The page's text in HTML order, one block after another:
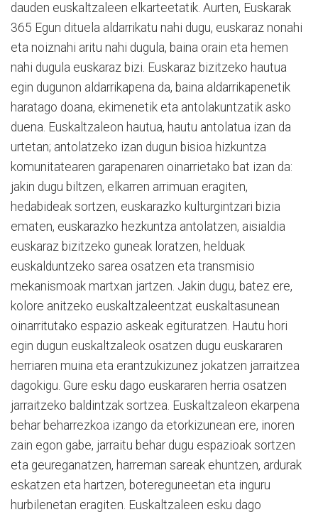
dauden euskaltzaleen elkarteetatik. Aurten, Euskarak
365 Egun dituela aldarrikatu nahi dugu, euskaraz nonahi
eta noiznahi aritu nahi dugula, baina orain eta hemen
nahi dugula euskaraz bizi. Euskaraz bizitzeko hautua
egin dugunon aldarrikapena da, baina aldarrikapenetik
haratago doana, ekimenetik eta antolakuntzatik asko
duena. Euskaltzaleon hautua, hautu antolatua izan da
urtetan; antolatzeko izan dugun bisioa hizkuntza
komunitatearen garapenaren oinarrietako bat izan da:
jakin dugu biltzen, elkarren arrimuan eragiten,
hedabideak sortzen, euskarazko kulturgintzari bizia
ematen, euskarazko hezkuntza antolatzen, aisialdia
euskaraz bizitzeko guneak loratzen, helduak
euskalduntzeko sarea osatzen eta transmisio
mekanismoak martxan jartzen. Jakin dugu, batez ere,
kolore anitzeko euskaltzaleentzat euskaltasunean
oinarritutako espazio askeak egituratzen. Hautu hori
egin dugun euskaltzaleok osatzen dugu euskararen
herriaren muina eta erantzukizunez jokatzen jarraitzea
dagokigu. Gure esku dago euskararen herria osatzen
jarraitzeko baldintzak sortzea. Euskaltzaleon ekarpena
behar beharrezkoa izango da etorkizunean ere, inoren
zain egon gabe, jarraitu behar dugu espazioak sortzen
eta geureganatzen, harreman sareak ehuntzen, ardurak
eskatzen eta hartzen, botereguneetan eta inguru
hurbilenetan eragiten. Euskaltzaleen esku dago